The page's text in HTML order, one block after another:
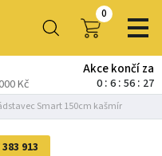
0
Kč
Akce končí za
0 6 56 27
Smart 150cm kašmír
913